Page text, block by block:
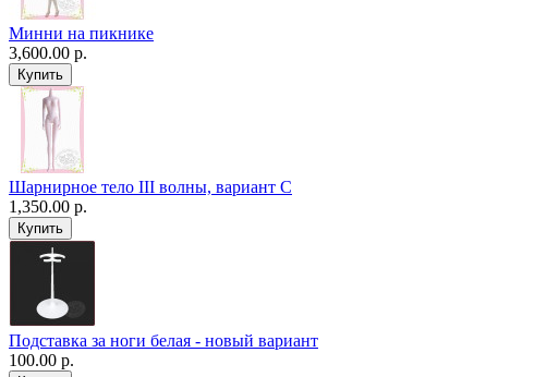
Минни на пикнике
3,600.00 р.
Шарнирное тело III волны, вариант C
1,350.00 р.
Подставка за ноги белая - новый вариант
100.00 р.